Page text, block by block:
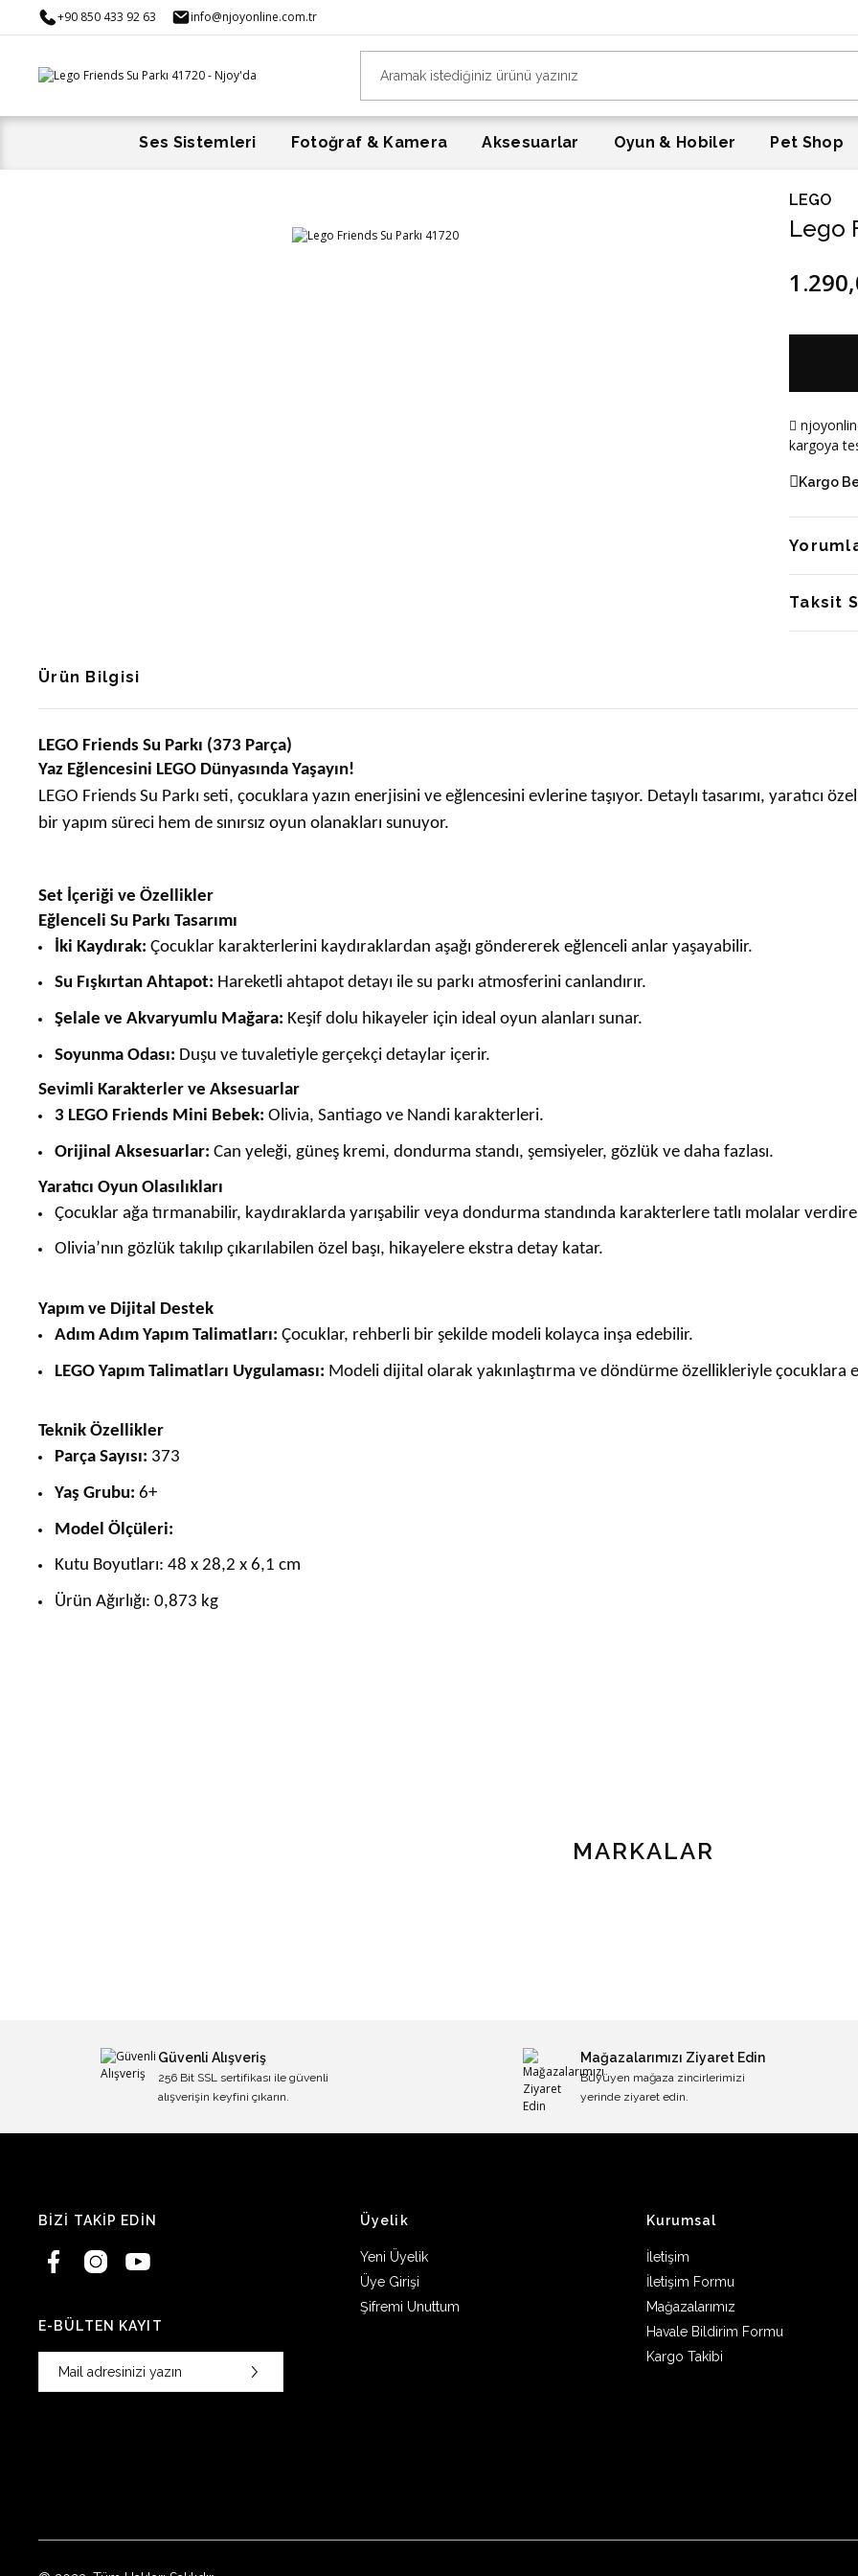
+90 850 433 92 63 info@njoyonline.com.tr
Ses Sistemleri Fotoğraf & Kamera Aksesuarlar Oyun & Hobiler Pet Shop
LEGO
Lego
kargoya
Kargo
Taksit
Ürün Bilgisi
LEGO Friends Su Parkı (373 Parça)
Yaz Eğlencesini LEGO Dünyasında Yaşayın!
LEGO Friends Su Parkı seti, çocuklara yazın enerjisini ve eğlencesini evlerine taşıyor. Detaylı tasarımı, yaratıcı
bir yapım süreci hem de sınırsız oyun olanakları sunuyor.
Set İçeriği ve Özellikler
Eğlenceli Su Parkı Tasarımı
İki Kaydırak: Çocuklar karakterlerini kaydıraklardan aşağı göndererek eğlenceli anlar yaşayabilir.
Su Fışkırtan Ahtapot: Hareketli ahtapot detayı ile su parkı atmosferini canlandırır.
Şelale ve Akvaryumlu Mağara: Keşif dolu hikayeler için ideal oyun alanları sunar.
Soyunma Odası: Duşu ve tuvaletiyle gerçekçi detaylar içerir.
Sevimli Karakterler ve Aksesuarlar
3 LEGO Friends Mini Bebek: Olivia, Santiago ve Nandi karakterleri.
Orijinal Aksesuarlar: Can yeleği, güneş kremi, dondurma standı, şemsiyeler, gözlük ve daha fazlası.
Yaratıcı Oyun Olasılıkları
Çocuklar ağa tırmanabilir, kaydıraklarda yarışabilir veya dondurma standında karakterlere tatlı molalar
Olivia’nın gözlük takılıp çıkarılabilen özel başı, hikayelere ekstra detay katar.
Yapım ve Dijital Destek
Adım Adım Yapım Talimatları: Çocuklar, rehberli bir şekilde modeli kolayca inşa edebilir.
LEGO Yapım Talimatları Uygulaması: Modeli dijital olarak yakınlaştırma ve döndürme özellikleriyle çocuklara
Teknik Özellikler
Parça Sayısı: 373
Yaş Grubu: 6+
Model Ölçüleri:
Kutu Boyutları: 48 x 28,2 x 6,1 cm
Ürün Ağırlığı: 0,873 kg
MARKALAR
Güvenli Alışveriş
256 Bit SSL sertifikası ile güvenli
alışverişin keyfini çıkarın.
Mağazalarımızı Ziyaret Edin
Büyüyen mağaza zincirlerimizi
yerinde ziyaret edin.
BİZİ TAKİP EDİN
E-BÜLTEN KAYIT
Üyelik
Yeni Üyelik
Üye Girişi
Şifremi Unuttum
Kurumsal
İletişim
İletişim Formu
Mağazalarımız
Havale Bildirim Formu
Kargo Takibi